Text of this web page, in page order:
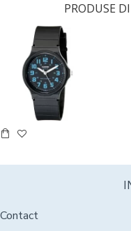
PRODUSE
Contact